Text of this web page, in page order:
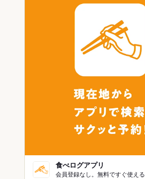
食べログアプリ
会員登録なし。無料ですぐ使える